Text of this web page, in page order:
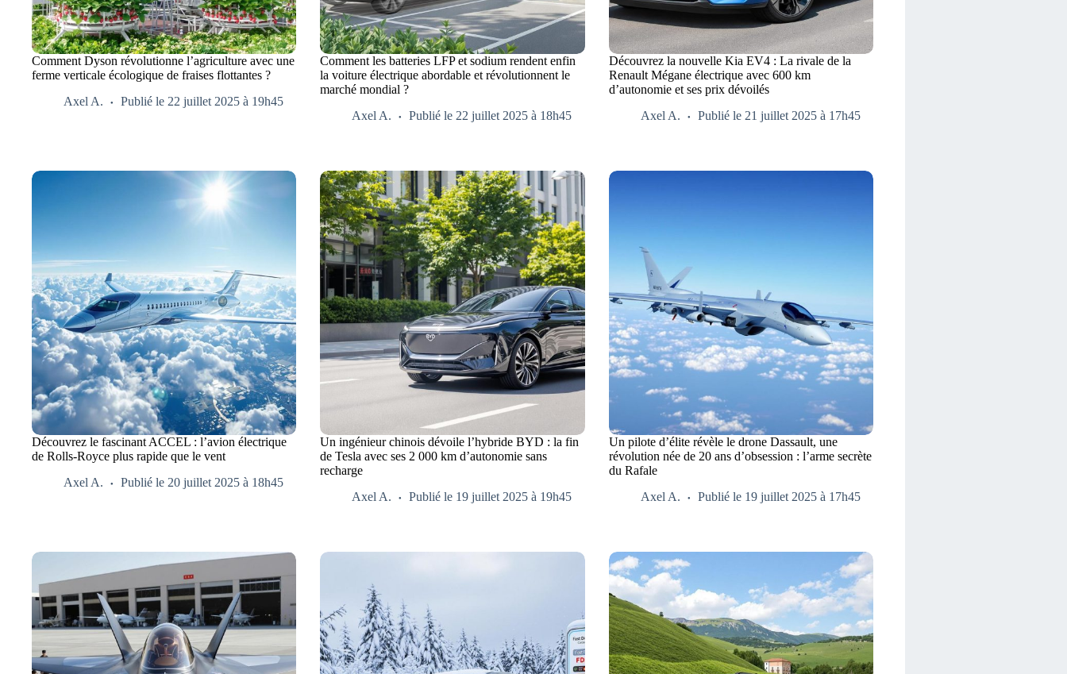
Comment Dyson révolutionne l’agriculture avec une
ferme verticale écologique de fraises flottantes ?
Axel A.
Publié le 22 juillet 2025 à 19h45
Comment les batteries LFP et sodium rendent enfin
la voiture électrique abordable et révolutionnent le
marché mondial ?
Axel A.
Publié le 22 juillet 2025 à 18h45
Découvrez la nouvelle Kia EV4 : La rivale de la
Renault Mégane électrique avec 600 km
d’autonomie et ses prix dévoilés
Axel A.
Publié le 21 juillet 2025 à 17h45
Découvrez le fascinant ACCEL : l’avion électrique
de Rolls-Royce plus rapide que le vent
Axel A.
Publié le 20 juillet 2025 à 18h45
Un ingénieur chinois dévoile l’hybride BYD : la fin
de Tesla avec ses 2 000 km d’autonomie sans
recharge
Axel A.
Publié le 19 juillet 2025 à 19h45
Un pilote d’élite révèle le drone Dassault, une
révolution née de 20 ans d’obsession : l’arme secrète
du Rafale
Axel A.
Publié le 19 juillet 2025 à 17h45